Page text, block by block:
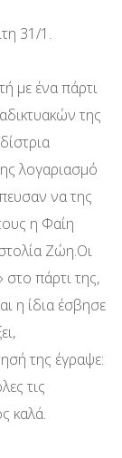
31/1.
με ένα πάρτι
της
λογαριασμό
να της
η Φαίη
Ζώη.Οι
πάρτι της,
η ίδια έσβησε
της έγραψε:
τις
καλά.